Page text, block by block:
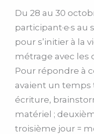
Du 28 au 30
participant·e·s
pour s’initier à la
métrage avec les
Pour répondre à
avaient un temps
écriture,
matériel ;
troisième jour =